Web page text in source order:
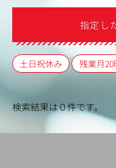
指定し
土日祝休み 残業月
検索結果は０件です。